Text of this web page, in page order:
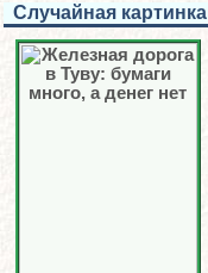
Случайная картинка